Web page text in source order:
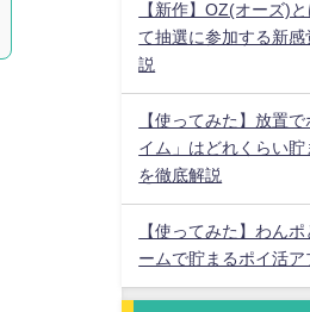
【新作】OZ(オーズ)
て抽選に参加する新
説
【使ってみた】放置
イム」はどれくらい
を徹底解説
【使ってみた】わん
ームで貯まるポイ活ア